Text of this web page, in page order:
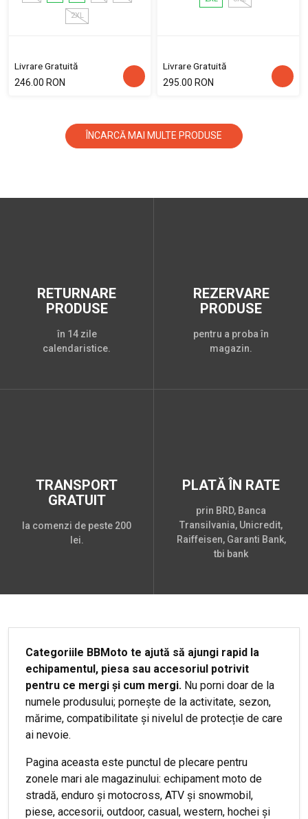
2XL
Livrare Gratuită
246.00 RON
Livrare Gratuită
295.00 RON
ÎNCARCĂ MAI MULTE PRODUSE
RETURNARE
PRODUSE
în 14 zile
calendaristice.
REZERVARE
PRODUSE
pentru a proba în
magazin.
TRANSPORT
GRATUIT
la comenzi de peste 200
lei.
PLATĂ ÎN RATE
prin BRD, Banca
Transilvania, Unicredit,
Raiffeisen, Garanti Bank,
tbi bank
Categoriile BBMoto te ajută să ajungi rapid la
echipamentul, piesa sau accesoriul potrivit
pentru ce mergi și cum mergi. Nu porni doar de la
numele produsului; pornește de la activitate, sezon,
mărime, compatibilitate și nivelul de protecție de care
ai nevoie.
Pagina aceasta este punctul de plecare pentru
zonele mari ale magazinului: echipament moto de
stradă, enduro și motocross, ATV și snowmobil,
piese, accesorii, outdoor, casual, western, hochei și